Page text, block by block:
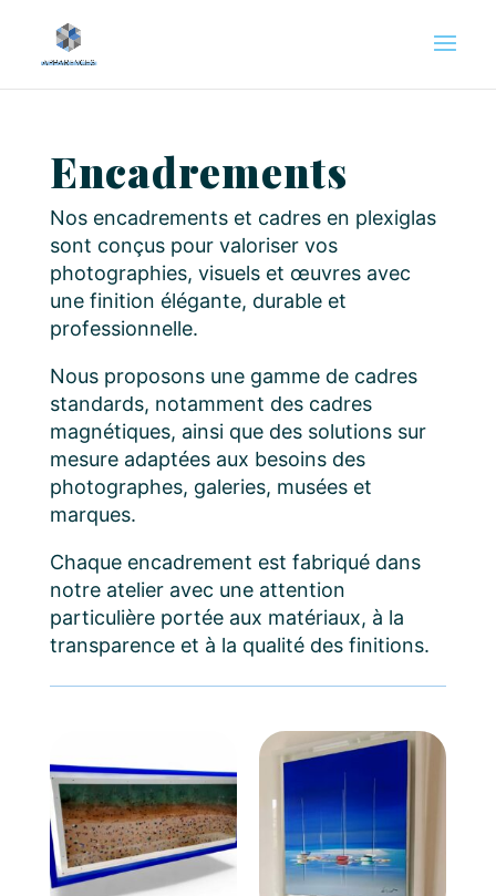
Encadrements
Nos encadrements et cadres en plexiglas
sont conçus pour valoriser vos
photographies, visuels et œuvres avec
une finition élégante, durable et
professionnelle.
Nous proposons une gamme de cadres
standards, notamment des cadres
magnétiques, ainsi que des solutions sur
mesure adaptées aux besoins des
photographes, galeries, musées et
marques.
Chaque encadrement est fabriqué dans
notre atelier avec une attention
particulière portée aux matériaux, à la
transparence et à la qualité des finitions.